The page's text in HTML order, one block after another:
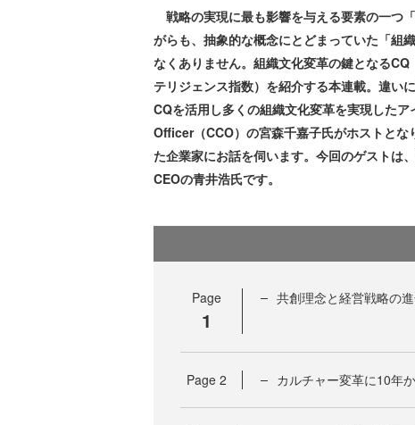
戦略の実現に最も影響を与える要素の一つ
がらも、抽象的な概念にとどまっていた「組
なくありません。組織文化変革の鍵となる
テリジェンス指数）を紹介する本連載。違い
CQを活用し多くの組織文化変革を実現した
Officer（CCO）の宮森千嘉子氏がホストと
た企業家にお話を伺います。今回のゲストは
CEOの青井浩氏です。
Page
1
共創理念と経営戦略の
Page 2 カルチャー変革に10年